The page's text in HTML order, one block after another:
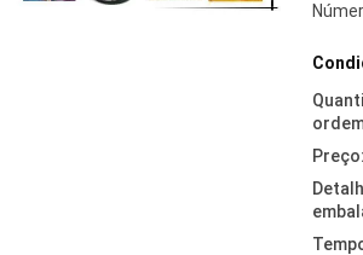
Preço: